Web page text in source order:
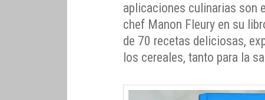
aplicaciones culinarias son
chef Manon Fleury en su
de 70 recetas deliciosas,
los cereales, tanto para la